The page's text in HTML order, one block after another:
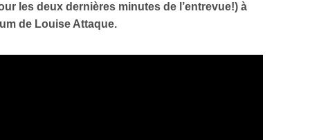
les deux dernières minutes de l’entrevue!) à
de Louise Attaque.